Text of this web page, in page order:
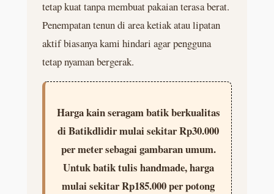
tetap kuat tanpa membuat pakaian terasa berat.
Penempatan tenun di area ketiak atau lipatan
aktif biasanya kami hindari agar pengguna
tetap nyaman bergerak.
Harga kain seragam batik berkualitas
di Batikdlidir mulai sekitar Rp30.000
per meter sebagai gambaran umum.
Untuk batik tulis handmade, harga
mulai sekitar Rp185.000 per potong